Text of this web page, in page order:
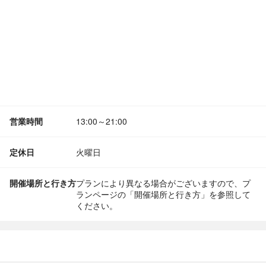
営業時間 13:00～21:00
定休日 火曜日
開催場所と行き方プランにより異なる場合がございますので、プ
ランページの「開催場所と行き方」を参照して
ください。